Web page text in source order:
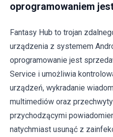
oprogramowaniem
Fantasy Hub to trojan
urządzenia z systemem
oprogramowanie jest
Service i umożliwia
urządzeń, wykradanie
multimediów oraz
przychodzącymi
natychmiast usunąć z